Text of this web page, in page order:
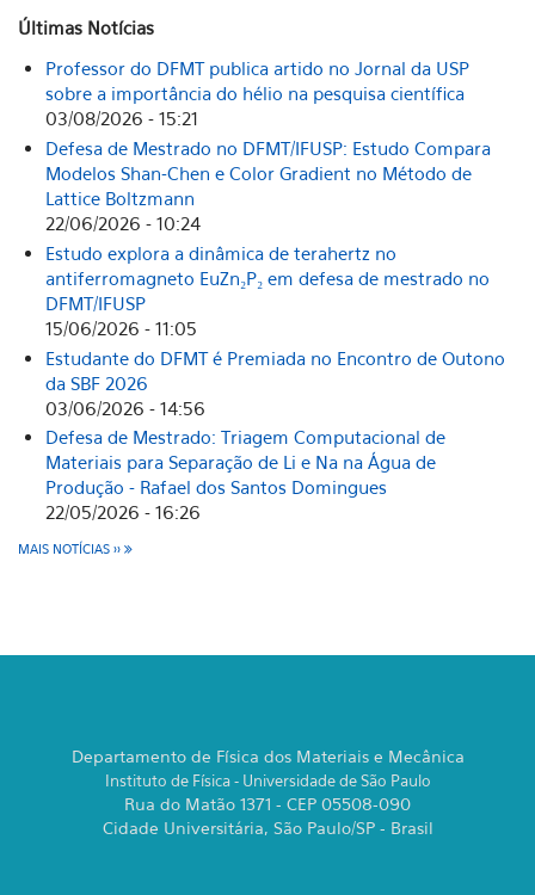
Últimas Notícias
Professor do DFMT publica artido no Jornal da USP
sobre a importância do hélio na pesquisa científica
03/08/2026 - 15:21
Defesa de Mestrado no DFMT/IFUSP: Estudo Compara
Modelos Shan-Chen e Color Gradient no Método de
Lattice Boltzmann
22/06/2026 - 10:24
Estudo explora a dinâmica de terahertz no
antiferromagneto EuZn₂P₂ em defesa de mestrado no
DFMT/IFUSP
15/06/2026 - 11:05
Estudante do DFMT é Premiada no Encontro de Outono
da SBF 2026
03/06/2026 - 14:56
Defesa de Mestrado: Triagem Computacional de
Materiais para Separação de Li e Na na Água de
Produção - Rafael dos Santos Domingues
22/05/2026 - 16:26
MAIS NOTÍCIAS >>
Departamento de Física dos Materiais e Mecânica
Instituto de Física - Universidade de São Paulo
Rua do Matão 1371 - CEP 05508-090
Cidade Universitária, São Paulo/SP - Brasil